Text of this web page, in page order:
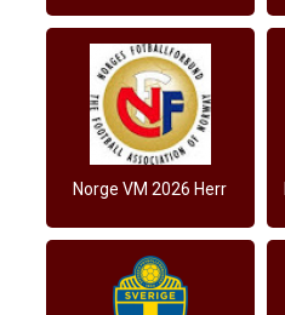
Norge VM 2026 Herr